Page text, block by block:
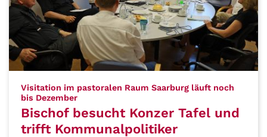
Visitation im pastoralen Raum Saarburg läuft noch
bis Dezember:
Bischof besucht Konzer Tafel und
trifft Kommunalpolitiker